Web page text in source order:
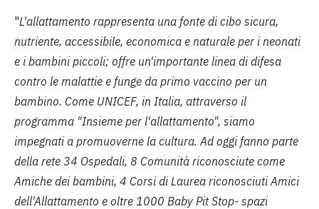
"L'allattamento rappresenta una fonte di cibo sicura,
nutriente, accessibile, economica e naturale per i neonati
e i bambini piccoli; offre un'importante linea di difesa
contro le malattie e funge da primo vaccino per un
bambino. Come UNICEF, in Italia, attraverso il
programma "Insieme per l'allattamento", siamo
impegnati a promuoverne la cultura. Ad oggi fanno parte
della rete 34 Ospedali, 8 Comunità riconosciute come
Amiche dei bambini, 4 Corsi di Laurea riconosciuti Amici
dell'Allattamento e oltre 1000 Baby Pit Stop- spazi